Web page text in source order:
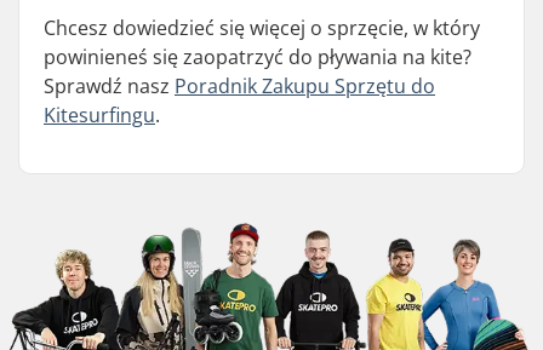
Chcesz dowiedzieć się więcej o sprzęcie, w który
powinieneś się zaopatrzyć do pływania na kite?
Sprawdź nasz Poradnik Zakupu Sprzętu do
Kitesurfingu.